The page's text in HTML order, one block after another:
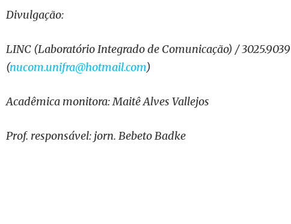
Divulgação:
LINC (Laboratório Integrado de Comunicação) / 3025.9039
(nucom.unifra@hotmail.com)
Acadêmica monitora: Maitê Alves Vallejos
Prof. responsável: jorn. Bebeto Badke